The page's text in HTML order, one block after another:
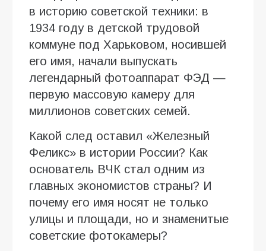
в историю советской техники: в
1934 году в детской трудовой
коммуне под Харьковом, носившей
его имя, начали выпускать
легендарный фотоаппарат ФЭД —
первую массовую камеру для
миллионов советских семей.
Какой след оставил «Железный
Феликс» в истории России? Как
основатель ВЧК стал одним из
главных экономистов страны? И
почему его имя носят не только
улицы и площади, но и знаменитые
советские фотокамеры?